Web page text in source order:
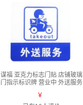
谋福 亚克力标志门贴 店铺玻璃
门指示标识牌 营业中 外送服务
￥